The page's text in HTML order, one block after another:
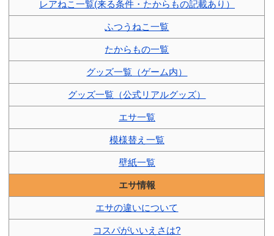
レアねこ一覧(来る条件・たからもの記載あり）
ふつうねこ一覧
たからもの一覧
グッズ一覧（ゲーム内）
グッズ一覧（公式リアルグッズ）
エサ一覧
模様替え一覧
壁紙一覧
エサ情報
エサの違いについて
コスパがいいえさは?